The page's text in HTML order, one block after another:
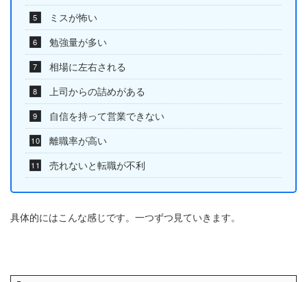
ミスが怖い
勉強量が多い
相場に左右される
上司からの詰めがある
自信を持って営業できない
離職率が高い
売れないと転職が不利
具体的にはこんな感じです。一つずつ見ていきます。